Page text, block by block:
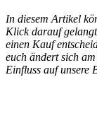
In diesem Artikel
Klick darauf
einen Kauf
euch ändert sich
Einfluss auf unsere